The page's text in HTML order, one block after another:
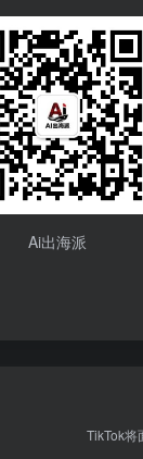
Ai出海派
TikTok将